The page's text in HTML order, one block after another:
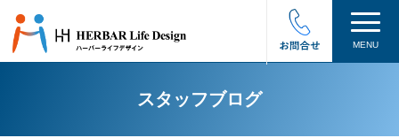
MENU
スタッフブログ